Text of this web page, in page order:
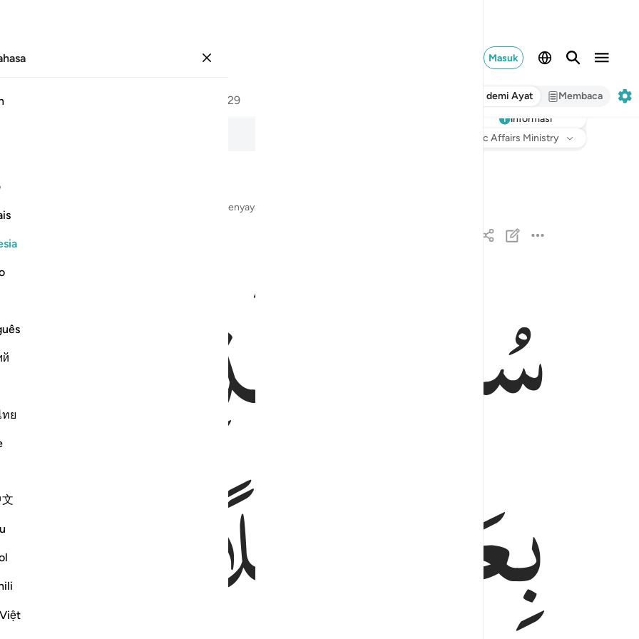
Masuk
ย
29 Ayat demi Ayat Membaca
di Malam Hari
audio, arti kata demi kata, dan transliterasi.
informasi
: Indonesian Islamic Affairs Ministry
Dengan Nama Allah Yang Maha Pengasih dan Maha Penyayang
سُبْحَـٰنَ ٱلَّذِىٓ أَسْرَىٰ بِعَبْدِهِۦ لَيْلًۭا مِّنَ ٱلْمَسْجِدِ ٱلْحَرَامِ إِلَى ٱلْمَسْجِدِ ٱلْأَقْصَا ٱلَّذِى بَـٰرَكْنَا حَوْلَهُۥ
سُبْحٰنَ الَّذِیْۤ
بِعَبْدِهٖ لَیْلًا